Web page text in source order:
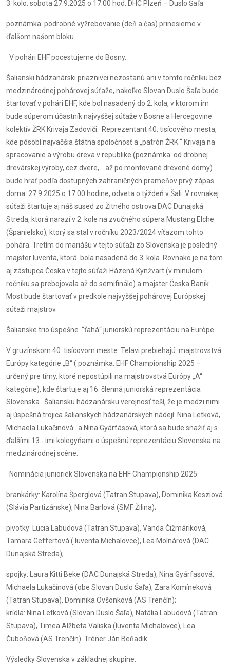
3. kolo: sobota 27.9.2025 o 17.00 hod. DHC Plzeň – Duslo Šaľa.
poznámka: podrobné vyžrebovanie (deň a čas) prinesieme v
ďalšom našom bloku.
V pohári EHF pocestujeme do Bosny.
Šalianski hádzanárski priaznivci nezostanú ani v tomto ročníku bez
medzinárodnej pohárovej súťaže, nakoľko Slovan Duslo Šaľa bude
štartovať v pohári EHF, kde bol nasadený do 2. kola, v ktorom im
bude súperom účastník najvyššej súťaže v Bosne a Hercegovine
kolektív ŽRK Krivaja Zadoviči. Reprezentant 40. tisícového mesta,
kde pôsobí najväčšia štátna spoločnosť a „patrón ŽRK “ Krivaja na
spracovanie a výrobu dreva v republike (poznámka: od drobnej
drevárskej výroby, cez dvere,... až po montované drevené domy)
bude hrať podľa dostupných zahraničných prameňov prvý zápas
doma 27.9.2025 o 17.00 hodine, odveta o týždeň v Šali. V rovnakej
súťaži štartuje aj náš sused zo Žitného ostrova DAC Dunajská
Streda, ktorá narazí v 2. kole na zvučného súpera Mustang Elche
(Španielsko), ktorý sa stal v ročníku 2023/2024 víťazom tohto
pohára. Tretím do mariášu v tejto súťaži zo Slovenska je posledný
majster Iuventa, ktorá bola nasadená do 3. kola. Rovnako je na tom
aj zástupca Česka v tejto súťaži Házená Kynžvart (v minulom
ročníku sa prebojovala až do semifinále) a majster Česka Baník
Most bude štartovať v predkole najvyššej pohárovej Európskej
súťaži majstrov.
Šalianske trio úspešne “ťahá“ juniorskú reprezentáciu na Európe.
V gruzínskom 40. tisícovom meste Telavi prebiehajú majstrovstvá
Európy kategórie „B“ ( poznámka: EHF Championship 2025 –
určený pre tímy, ktoré nepostúpili na majstrovstvá Európy „A“
kategórie), kde štartuje aj 16. členná juniorská reprezentácia
Slovenska. Šaliansku hádzanársku verejnosť teší, že je medzi nimi
aj úspešná trojica šalianskych hádzanárskych nádejí: Nina Letková,
Michaela Lukačinová a Nina Gyárfásová, ktorá sa bude snažiť aj s
ďalšími 13 - imi kolegyňami o úspešnú reprezentáciu Slovenska na
medzinárodnej scéne.
Nominácia junioriek Slovenska na EHF Championship 2025:
brankárky: Karolína Šperglová (Tatran Stupava), Dominika Kesziová
(Slávia Partizánske), Nina Barlová (SMF Žilina);
pivotky: Lucia Labudová (Tatran Stupava), Vanda Čižmáriková,
Tamara Geffertová ( Iuventa Michalovce), Lea Molnárová (DAC
Dunajská Streda);
spojky: Laura Kitti Beke (DAC Dunajská Streda), Nina Gyárfasová,
Michaela Lukačínová (obe Slovan Duslo Šaľa), Zara Komíneková
(Tatran Stupava), Dominika Ovšonková (AS Trenčín);
krídla: Nina Letková (Slovan Duslo Šaľa), Natália Labudová (Tatran
Stupava), Timea Alžbeta Valiska (Iuventa Michalovce), Lea
Čuboňová (AS Trenčín). Tréner Ján Beňadik.
Výsledky Slovenska v základnej skupine: